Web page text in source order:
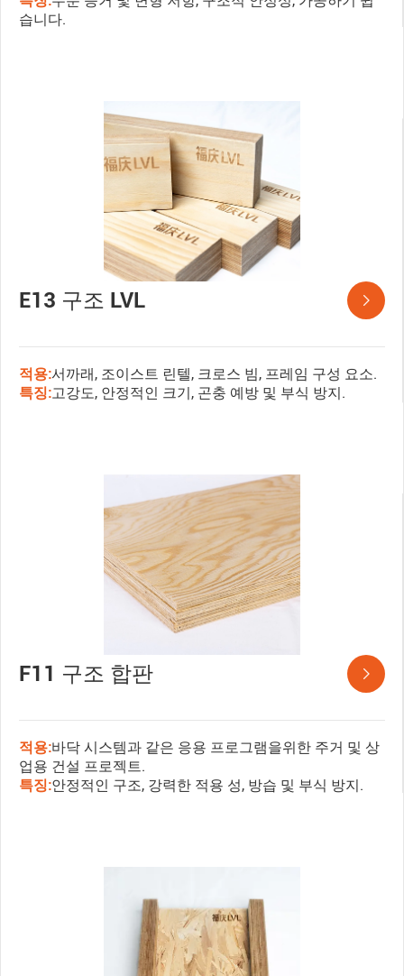
습니다.
E13 구조 LVL 
적용:서까래, 조이스트 린텔, 크로스 빔, 프레임 구성 요소.
특징:고강도, 안정적인 크기, 곤충 예방 및 부식 방지.
F11 구조 합판 
적용:바닥 시스템과 같은 응용 프로그램을위한 주거 및 상
업용 건설 프로젝트.
특징:안정적인 구조, 강력한 적용 성, 방습 및 부식 방지.